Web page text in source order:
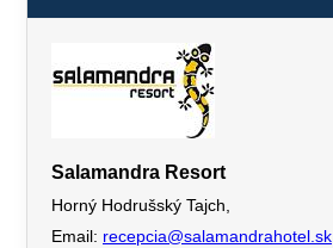
Salamandra Resort
Horný Hodrušský Tajch,
Email: recepcia@salamandrahotel.sk